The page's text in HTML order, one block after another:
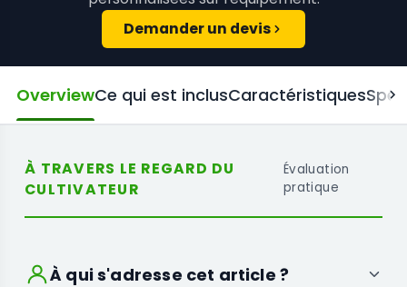
Demander un devis
OverviewCe qui est inclusCaractéristiques
À TRAVERS LE REGARD DU
CULTIVATEUR
Évaluation
pratique
À qui s'adresse cet article ?